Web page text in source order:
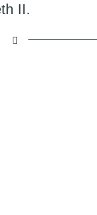
II.